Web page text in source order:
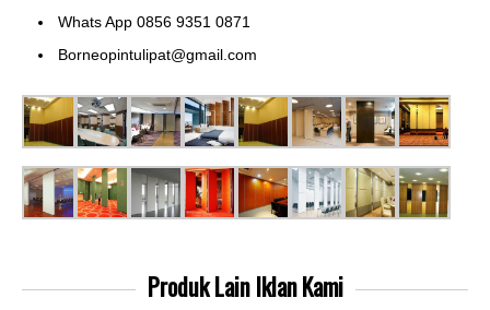
Whats App 0856 9351 0871
Borneopintulipat@gmail.com
Produk LainIklan Kami